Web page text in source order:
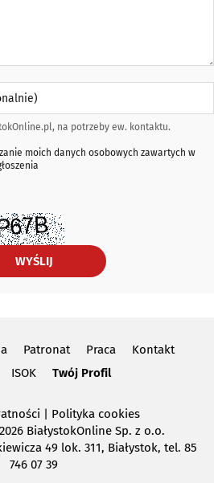
na potrzeby ew. kontaktu.
moich danych osobowych zawartych w
WYŚLIJ
Patronat Praca
Kontakt
ISOK Twój Profil
| Polityka cookies
BiałystokOnline Sp. z o.o.
49 lok. 311, Białystok, tel. 85
746 07 39